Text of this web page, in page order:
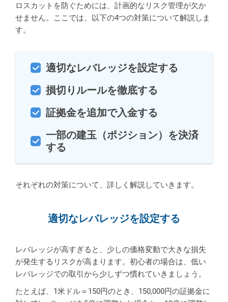
ロスカットを防ぐためには、計画的なリスク管理が欠か
せません。ここでは、以下の4つの対策について解説しま
す。
適切なレバレッジを設定する
損切りルールを徹底する
証拠金を追加で入金する
一部の建玉（ポジション）を決済
する
それぞれの対策について、詳しく解説していきます。
適切なレバレッジを設定する
レバレッジが高すぎると、少しの価格変動で大きな損失
が発生するリスクが高まります。初心者の場合は、低い
レバレッジでの取引から少しずつ慣れていきましょう。
たとえば、1米ドル＝150円のとき、150,000円の証拠金に